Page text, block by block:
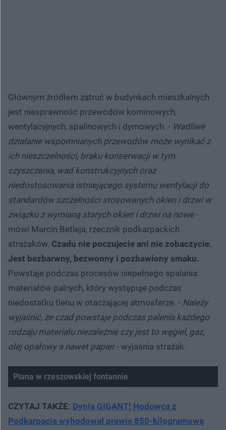
Głównym źródłem zatruć w budynkach mieszkalnych
jest niesprawność przewodów kominowych,
wentylacyjnych, spalinowych i dymowych. - Wadliwe
działanie wspomnianych przewodów może wynikać z
ich nieszczelności, braku konserwacji w tym
czyszczenia, wad konstrukcyjnych oraz
niedostosowania istniejącego systemu wentylacji do
standardów szczelności stosowanych okien i drzwi w
związku z wymianą starych okien i drzwi na nowe-
mówi Marcin Betleja, rzecznik podkarpackich
strażaków. Czadu nie poczujecie ani nie zobaczycie.
Jest bezbarwny, bezwonny i pozbawiony smaku.
Powstaje podczas procesów niepełnego spalania
materiałów palnych, który występuje podczas
niedostatku tlenu w otaczającej atmosferze. - Należy
wyjaśnić, że czad powstaje podczas palenia każdego
rodzaju materiału niezależnie czy jest to węgiel, gaz,
olej opałowy a nawet papier- wyjaśnia strażak.
Piana w rzeszowskiej fontannie
CZYTAJ TAKŻE: Dynia GIGANT! Hodowca z
Podkarpacia wyhodował prawie 850-kilogramową